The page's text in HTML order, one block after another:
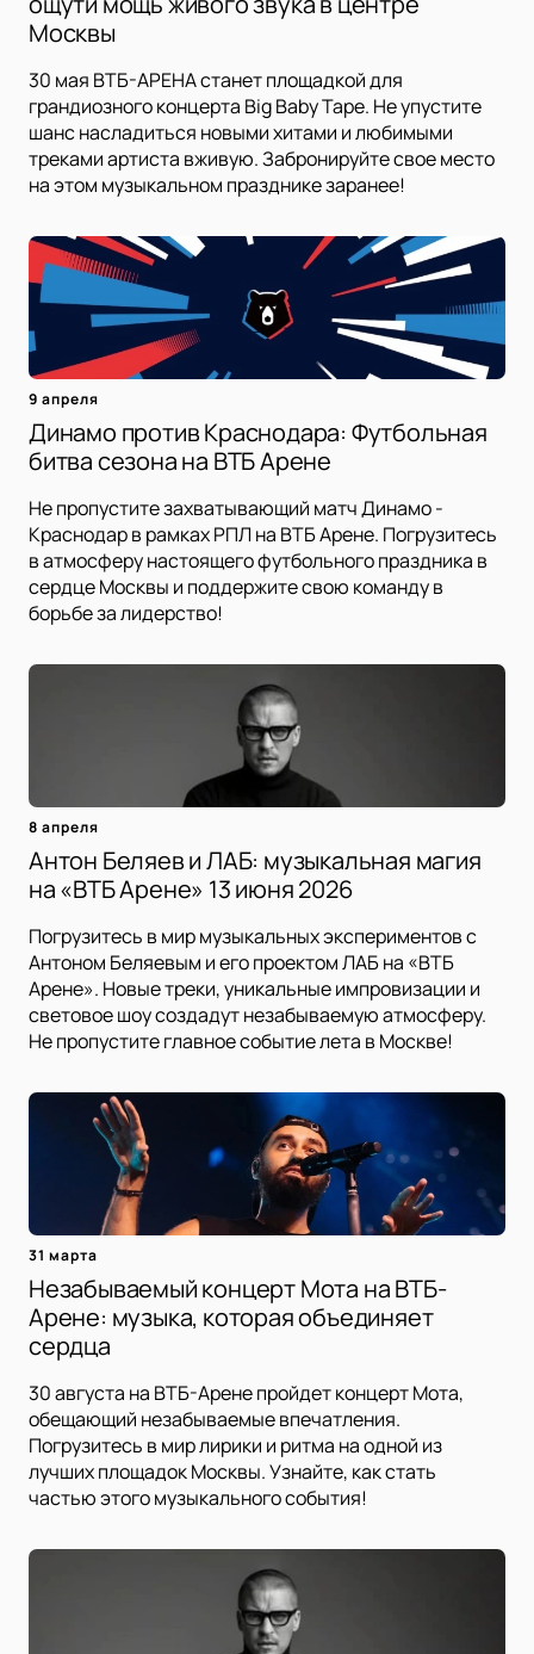
Москвы
30 мая ВТБ-АРЕНА станет площадкой для
грандиозного концерта Big Baby Tape. Не упустите
шанс насладиться новыми хитами и любимыми
треками артиста вживую. Забронируйте свое место
на этом музыкальном празднике заранее!
9 апреля
Динамо против Краснодара: Футбольная
битва сезона на ВТБ Арене
Не пропустите захватывающий матч Динамо -
Краснодар в рамках РПЛ на ВТБ Арене. Погрузитесь
в атмосферу настоящего футбольного праздника в
сердце Москвы и поддержите свою команду в
борьбе за лидерство!
8 апреля
Антон Беляев и ЛАБ: музыкальная магия
на «ВТБ Арене» 13 июня 2026
Погрузитесь в мир музыкальных экспериментов с
Антоном Беляевым и его проектом ЛАБ на «ВТБ
Арене». Новые треки, уникальные импровизации и
световое шоу создадут незабываемую атмосферу.
Не пропустите главное событие лета в Москве!
31 марта
Незабываемый концерт Мота на ВТБ-
Арене: музыка, которая объединяет
сердца
30 августа на ВТБ-Арене пройдет концерт Мота,
обещающий незабываемые впечатления.
Погрузитесь в мир лирики и ритма на одной из
лучших площадок Москвы. Узнайте, как стать
частью этого музыкального события!